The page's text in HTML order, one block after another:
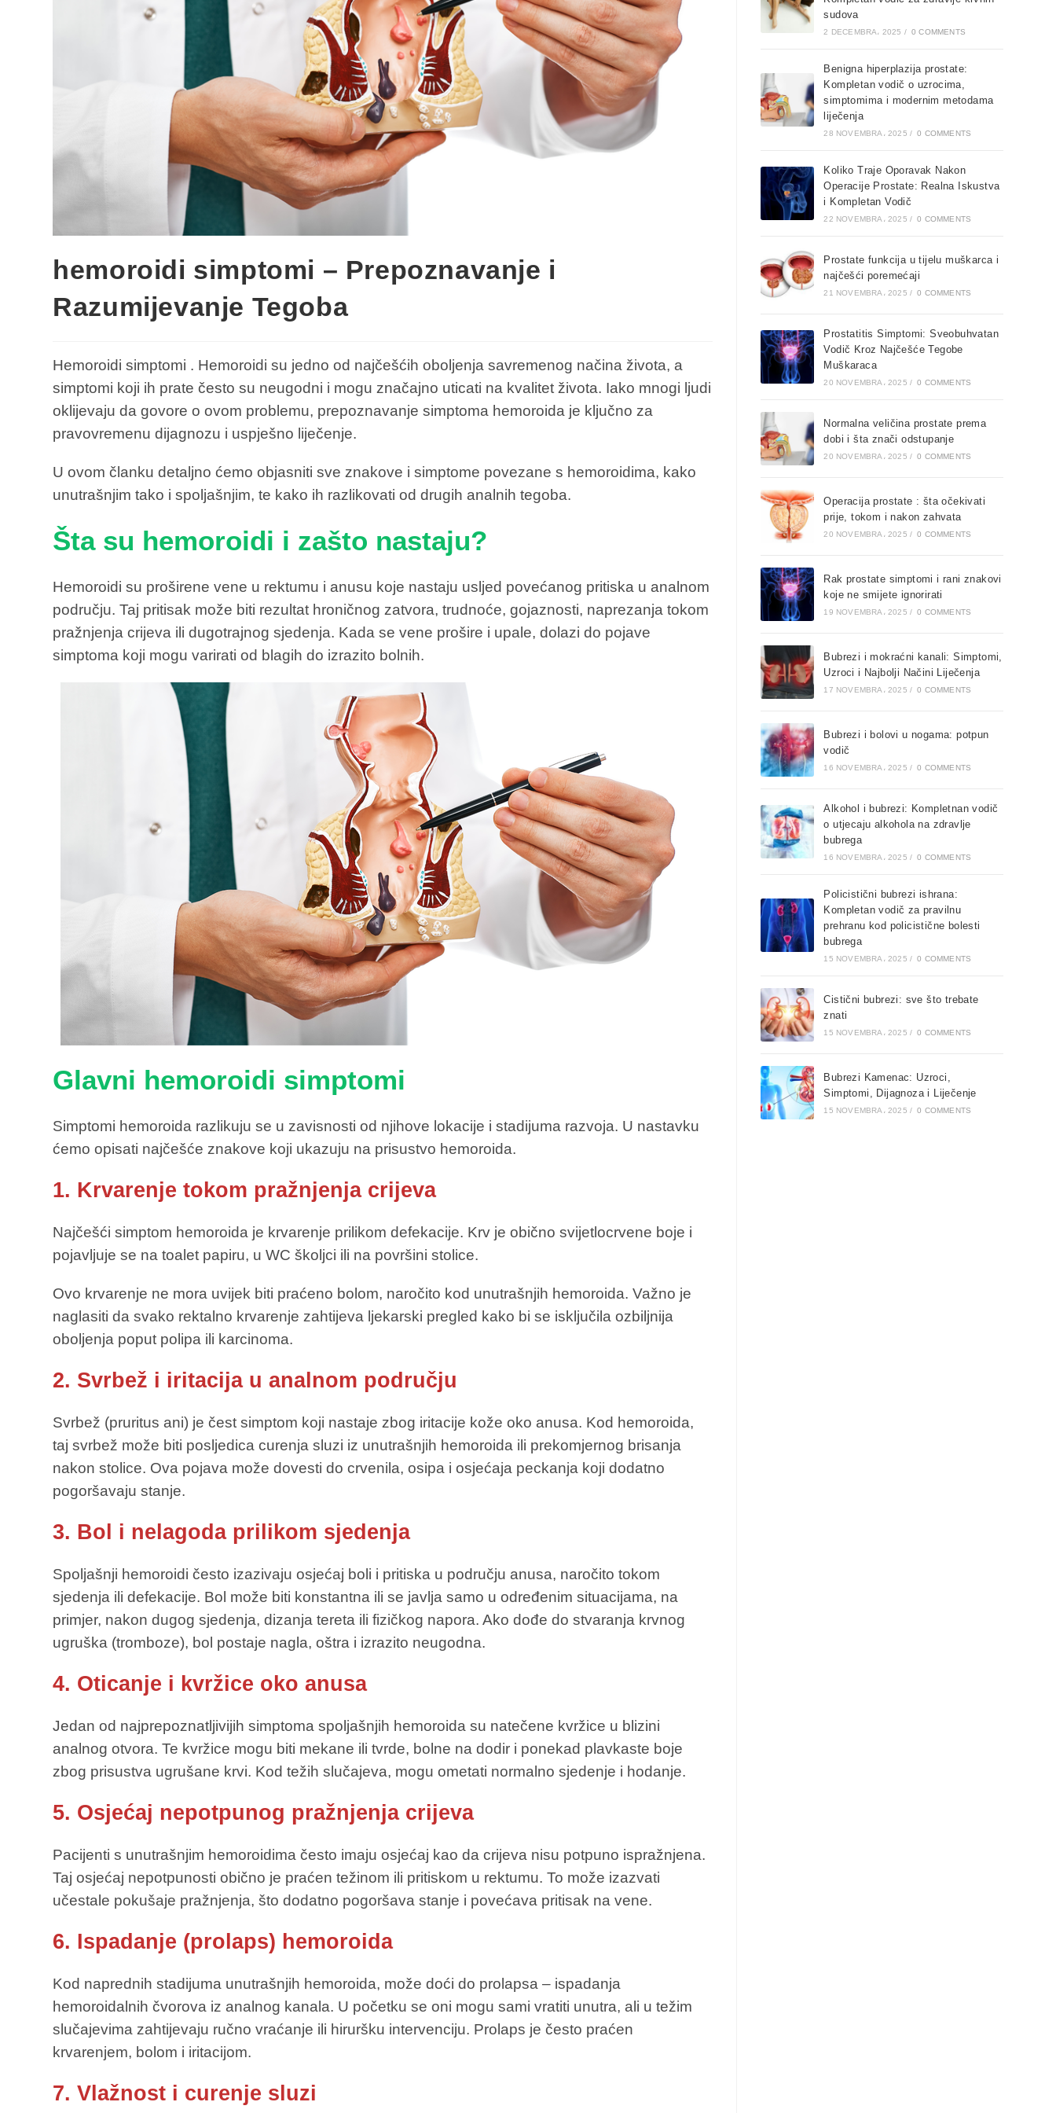
hemoroidi simptomi – Prepoznavanje i
Razumijevanje Tegoba
Hemoroidi simptomi . Hemoroidi su jedno od najčešćih oboljenja savremenog načina života, a
simptomi koji ih prate često su neugodni i mogu značajno uticati na kvalitet života. Iako mnogi ljudi
oklijevaju da govore o ovom problemu, prepoznavanje simptoma hemoroida je ključno za
pravovremenu dijagnozu i uspješno liječenje.
U ovom članku detaljno ćemo objasniti sve znakove i simptome povezane s hemoroidima, kako
unutrašnjim tako i spoljašnjim, te kako ih razlikovati od drugih analnih tegoba.
Šta su hemoroidi i zašto nastaju?
Hemoroidi su proširene vene u rektumu i anusu koje nastaju usljed povećanog pritiska u analnom
području. Taj pritisak može biti rezultat hroničnog zatvora, trudnoće, gojaznosti, naprezanja tokom
pražnjenja crijeva ili dugotrajnog sjedenja. Kada se vene prošire i upale, dolazi do pojave
simptoma koji mogu varirati od blagih do izrazito bolnih.
Glavni hemoroidi simptomi
Simptomi hemoroida razlikuju se u zavisnosti od njihove lokacije i stadijuma razvoja. U nastavku
ćemo opisati najčešće znakove koji ukazuju na prisustvo hemoroida.
1. Krvarenje tokom pražnjenja crijeva
Najčešći simptom hemoroida je krvarenje prilikom defekacije. Krv je obično svijetlocrvene boje i
pojavljuje se na toalet papiru, u WC školjci ili na površini stolice.
Ovo krvarenje ne mora uvijek biti praćeno bolom, naročito kod unutrašnjih hemoroida. Važno je
naglasiti da svako rektalno krvarenje zahtijeva ljekarski pregled kako bi se isključila ozbiljnija
oboljenja poput polipa ili karcinoma.
2. Svrbež i iritacija u analnom području
Svrbež (pruritus ani) je čest simptom koji nastaje zbog iritacije kože oko anusa. Kod hemoroida,
taj svrbež može biti posljedica curenja sluzi iz unutrašnjih hemoroida ili prekomjernog brisanja
nakon stolice. Ova pojava može dovesti do crvenila, osipa i osjećaja peckanja koji dodatno
pogoršavaju stanje.
3. Bol i nelagoda prilikom sjedenja
Spoljašnji hemoroidi često izazivaju osjećaj boli i pritiska u području anusa, naročito tokom
sjedenja ili defekacije. Bol može biti konstantna ili se javlja samo u određenim situacijama, na
primjer, nakon dugog sjedenja, dizanja tereta ili fizičkog napora. Ako dođe do stvaranja krvnog
ugruška (tromboze), bol postaje nagla, oštra i izrazito neugodna.
4. Oticanje i kvržice oko anusa
Jedan od najprepoznatljivijih simptoma spoljašnjih hemoroida su natečene kvržice u blizini
analnog otvora. Te kvržice mogu biti mekane ili tvrde, bolne na dodir i ponekad plavkaste boje
zbog prisustva ugrušane krvi. Kod težih slučajeva, mogu ometati normalno sjedenje i hodanje.
5. Osjećaj nepotpunog pražnjenja crijeva
Pacijenti s unutrašnjim hemoroidima često imaju osjećaj kao da crijeva nisu potpuno ispražnjena.
Taj osjećaj nepotpunosti obično je praćen težinom ili pritiskom u rektumu. To može izazvati
učestale pokušaje pražnjenja, što dodatno pogoršava stanje i povećava pritisak na vene.
6. Ispadanje (prolaps) hemoroida
Kod naprednih stadijuma unutrašnjih hemoroida, može doći do prolapsa – ispadanja
hemoroidalnih čvorova iz analnog kanala. U početku se oni mogu sami vratiti unutra, ali u težim
slučajevima zahtijevaju ručno vraćanje ili hiruršku intervenciju. Prolaps je često praćen
krvarenjem, bolom i iritacijom.
7. Vlažnost i curenje sluzi
sudova
2 DECEMBRA، 2025 / 0 COMMENTS
Benigna hiperplazija prostate:
Kompletan vodič o uzrocima,
simptomima i modernim metodama
liječenja
28 NOVEMBRA، 2025 / 0 COMMENTS
Koliko Traje Oporavak Nakon
Operacije Prostate: Realna Iskustva
i Kompletan Vodič
22 NOVEMBRA، 2025 / 0 COMMENTS
Prostate funkcija u tijelu muškarca i
najčešći poremećaji
21 NOVEMBRA، 2025 / 0 COMMENTS
Prostatitis Simptomi: Sveobuhvatan
Vodič Kroz Najčešće Tegobe
Muškaraca
20 NOVEMBRA، 2025 / 0 COMMENTS
Normalna veličina prostate prema
dobi i šta znači odstupanje
20 NOVEMBRA، 2025 / 0 COMMENTS
Operacija prostate : šta očekivati
prije, tokom i nakon zahvata
20 NOVEMBRA، 2025 / 0 COMMENTS
Rak prostate simptomi i rani znakovi
koje ne smijete ignorirati
19 NOVEMBRA، 2025 / 0 COMMENTS
Bubrezi i mokraćni kanali: Simptomi,
Uzroci i Najbolji Načini Liječenja
17 NOVEMBRA، 2025 / 0 COMMENTS
Bubrezi i bolovi u nogama: potpun
vodič
16 NOVEMBRA، 2025 / 0 COMMENTS
Alkohol i bubrezi: Kompletnan vodič
o utjecaju alkohola na zdravlje
bubrega
16 NOVEMBRA، 2025 / 0 COMMENTS
Policistični bubrezi ishrana:
Kompletan vodič za pravilnu
prehranu kod policistične bolesti
bubrega
15 NOVEMBRA، 2025 / 0 COMMENTS
Cistični bubrezi: sve što trebate
znati
15 NOVEMBRA، 2025 / 0 COMMENTS
Bubrezi Kamenac: Uzroci,
Simptomi, Dijagnoza i Liječenje
15 NOVEMBRA، 2025 / 0 COMMENTS